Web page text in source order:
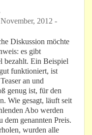
2012 -
Diskussion möchte
es gibt
bezahlt. Ein Beispiel
funktioniert, ist
an und
genug ist, für den
Wie gesagt, läuft seit
Abo werden
dem genannten Preis.
wurden alle